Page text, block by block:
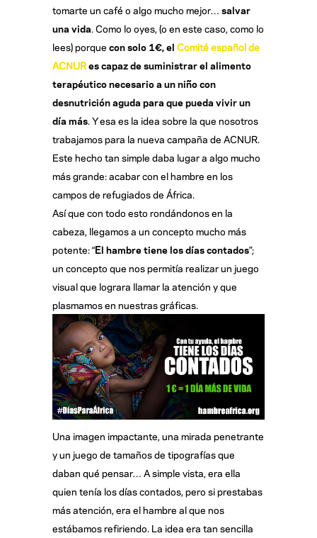
tomarte un café o algo mucho mejor… salvar
una vida. Como lo oyes, (o en este caso, como lo
lees) porque con solo 1€, el Comité español de
ACNURes capaz de suministrar el alimento
terapéutico necesario a un niño con
desnutrición aguda para que pueda vivir un
día más. Y esa es la idea sobre la que nosotros
trabajamos para la nueva campaña de ACNUR.
Este hecho tan simple daba lugar a algo mucho
más grande: acabar con el hambre en los
campos de refugiados de África.
Así que con todo esto rondándonos en la
cabeza, llegamos a un concepto mucho más
potente: “El hambre tiene los días contados”;
un concepto que nos permitía realizar un juego
visual que lograra llamar la atención y que
plasmamos en nuestras gráficas.
Una imagen impactante, una mirada penetrante
y un juego de tamaños de tipografías que
daban qué pensar… A simple vista, era ella
quien tenía los días contados, pero si prestabas
más atención, era el hambre al que nos
estábamos refiriendo. La idea era tan sencilla